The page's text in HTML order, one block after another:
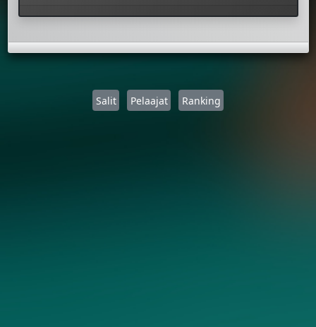
Salit Pelaajat Ranking